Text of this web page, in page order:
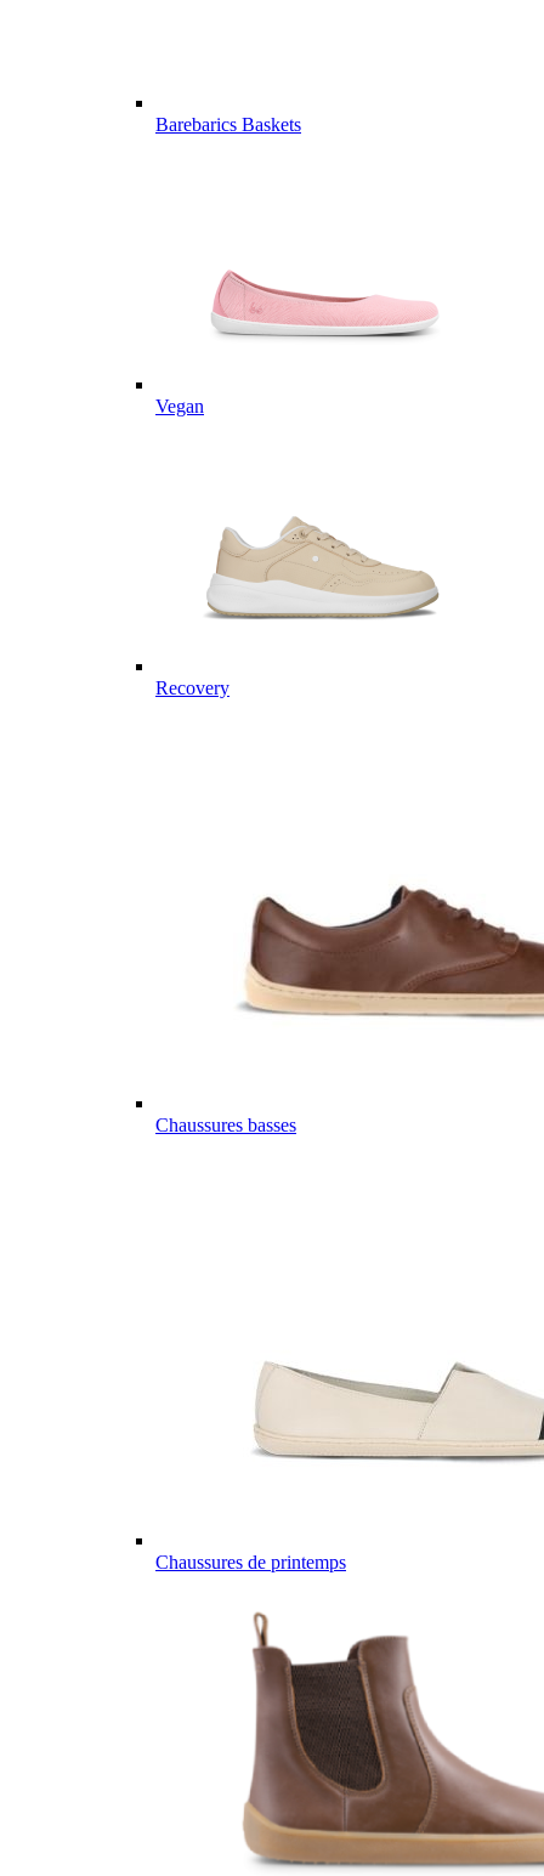
Barebarics Baskets
Vegan
Recovery
Chaussures basses
Chaussures de printemps